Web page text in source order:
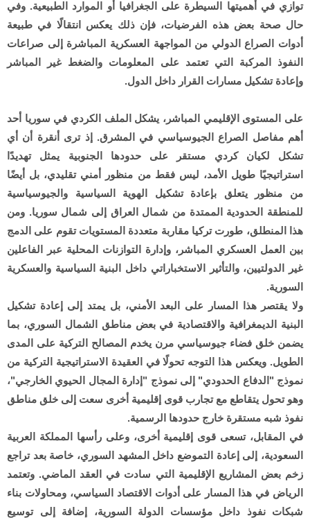
توازي في أهميتها السيطرة على الجغرافيا أو الموارد الطبيعية. وفي
حال صحة بعض هذه الفرضيات، فإن ذلك يعكس انتقالًا في طبيعة
أدوات الصراع الدولي من المواجهة العسكرية المباشرة إلى صراعات
النفوذ المركبة التي تعتمد على المعلومات والضغط غير المباشر
وإعادة تشكيل مسارات القرار داخل الدول.
على المستوى الإقليمي المباشر، يشكل الملف الكردي في سوريا أحد
أهم مفاصل الصراع الجيوسياسي في المشرق. إذ ترى أنقرة أن أي
تشكل لكيان كردي مستقر على حدودها الجنوبية يمثل تهديدًا
استراتيجيًا طويل الأمد، ليس فقط من منظور أمني تقليدي، بل أيضًا
من منظور يتعلق بإعادة تشكيل الهوية السياسية والجيوسياسية
للمنطقة الحدودية الممتدة من شمال العراق إلى شمال سوريا. ومن
هذا المنطلق، طورت تركيا مقاربة متعددة المستويات تقوم على الدمج
بين العمل العسكري المباشر، وإدارة التوازنات المحلية عبر الفاعلين
غير الدولتيين، والتأثير الاستخباراتي داخل البنية السياسية والعسكرية
السورية.
ولا يقتصر هذا المسار على البعد الأمني، بل يمتد إلى إعادة تشكيل
البنية الديمغرافية والاقتصادية في بعض مناطق الشمال السوري، بما
يضمن خلق فضاء جيوسياسي مرن يخدم المصالح التركية على المدى
الطويل. ويعكس هذا التوجه تحولًا في العقيدة الاستراتيجية التركية من
نموذج "الدفاع الحدودي" إلى نموذج "إدارة المجال الحيوي الخارجي"،
وهو تحول يتقاطع مع تجارب قوى إقليمية أخرى سعت إلى خلق مناطق
نفوذ شبه مستقرة خارج حدودها الرسمية.
في المقابل، تسعى قوى إقليمية أخرى، وعلى رأسها المملكة العربية
السعودية، إلى إعادة التموضع داخل المشهد السوري، خاصة بعد تراجع
زخم بعض المشاريع الإقليمية التي سادت في العقد الماضي. وتعتمد
الرياض في هذا المسار على أدوات الاقتصاد السياسي، ومحاولات بناء
شبكات نفوذ داخل مؤسسات الدولة السورية، إضافة إلى توسيع